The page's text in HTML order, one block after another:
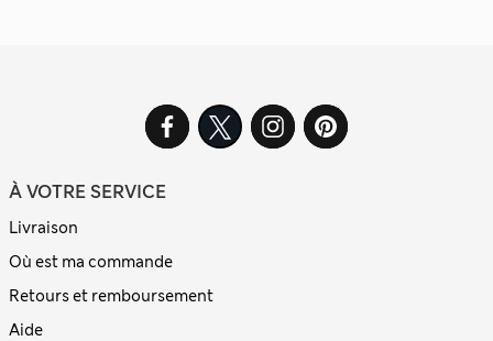
À VOTRE SERVICE
Livraison
Où est ma commande
Retours et remboursement
Aide